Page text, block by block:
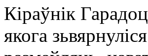
Кіраўнік
якога